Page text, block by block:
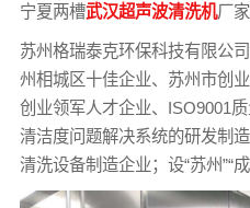
宁夏两槽武汉超声波清洗机厂
苏州格瑞泰克环保科技有限公
州相城区十佳企业、苏州市创
创业领军人才企业、ISO9001
清洁度问题解决系统的研发制
清洗设备制造企业；设“苏州”“